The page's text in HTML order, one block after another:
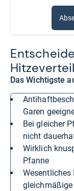
Das Wichtigste
antihaftbeschichtete (Teflon-)Pfannen für fettarmes
Garen
bei gleicher Pflege ist Antihaft-Wirkung von Keramik
nicht
wirklich knusprige Krusten nur in unbeschichteter
Pfanne
wesentliches Kriterium jeder Pfanne ist die